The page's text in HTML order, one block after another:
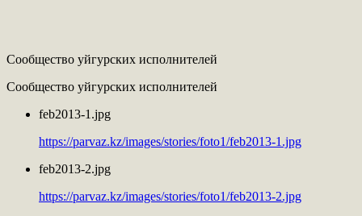
Сообщество уйгурских исполнителей
Сообщество уйгурских исполнителей
feb2013-1.jpg
https://parvaz.kz/images/stories/foto1/feb2013-1.jpg
feb2013-2.jpg
https://parvaz.kz/images/stories/foto1/feb2013-2.jpg